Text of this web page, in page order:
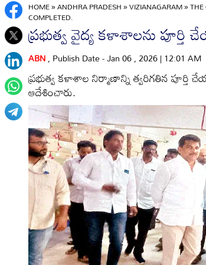
HOME»ANDHRA PRADESH»VIZIANAGARAM»
COMPLETED.
ప్రభుత్వ వైద్య కళాశాలను
ABN, Publish Date - Jan 06 , 2026 | 12:01 AM
ప్రభుత్వ కళాశాల నిర్మాణాన్ని త్వరిగతిన పూర్తి
ఆదేశించారు.